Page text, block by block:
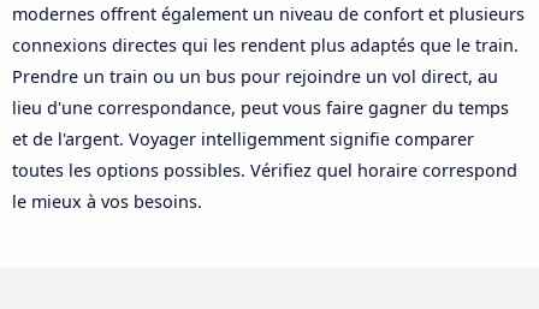
modernes offrent également un niveau de confort et plusieurs
connexions directes qui les rendent plus adaptés que le train.
Prendre un train ou un bus pour rejoindre un vol direct, au
lieu d'une correspondance, peut vous faire gagner du temps
et de l'argent. Voyager intelligemment signifie comparer
toutes les options possibles. Vérifiez quel horaire correspond
le mieux à vos besoins.